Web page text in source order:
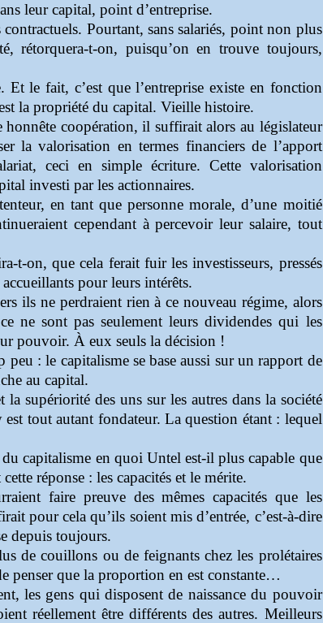
leur capital, point d’entreprise.
Pourtant, sans salariés, point non plus
rétorquera-t-on, puisqu’on en trouve toujours,
Et le fait, c’est que l’entreprise existe en fonction
la propriété du capital. Vieille histoire.
honnête coopération, il suffirait alors au législateur
la valorisation en termes financiers de l’apport
ceci en simple écriture. Cette valorisation
investi par les actionnaires.
en tant que personne morale, d’une moitié
cependant à percevoir leur salaire, tout
t-on, que cela ferait fuir les investisseurs, pressés
pour leurs intérêts.
ils ne perdraient rien à ce nouveau régime, alors
ne sont pas seulement leurs dividendes qui les
pouvoir. À eux seuls la décision !
: le capitalisme se base aussi sur un rapport de
au capital.
la supériorité des uns sur les autres dans la société
tout autant fondateur. La question étant : lequel
capitalisme en quoi Untel est-il plus capable que
réponse : les capacités et le mérite.
faire preuve des mêmes capacités que les
pour cela qu’ils soient mis d’entrée, c’est-à-dire
depuis toujours.
de couillons ou de feignants chez les prolétaires
penser que la proportion en est constante…
les gens qui disposent de naissance du pouvoir
réellement être différents des autres. Meilleurs